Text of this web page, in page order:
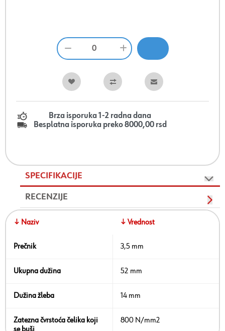
Brza isporuka 1-2 radna dana
Besplatna isporuka preko 8000,00 rsd
SPECIFIKACIJE
RECENZIJE
↓ Naziv ↓ Vrednost
Prečnik 3,5 mm
Ukupna dužina 52 mm
Dužina žleba 14 mm
Zatezna čvrstoća čelika koji
800 N/mm2